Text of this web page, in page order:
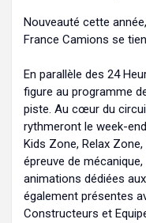
Nouveauté cette
France Camions se
En parallèle des 24
figure au programme
piste. Au cœur du
rythmeront le week-
Kids Zone, Relax
épreuve de
animations dédiées
également présentes
Constructeurs et